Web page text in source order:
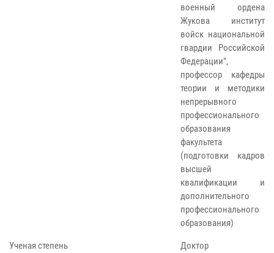
военный ордена
Жукова институт
войск национальной
гвардии Российской
Федерации",
профессор кафедры
теории и методики
непрерывного
профессионального
образования
факультета
(подготовки кадров
высшей
квалификации и
дополнительного
профессионального
образования)
Ученая степень
Доктор